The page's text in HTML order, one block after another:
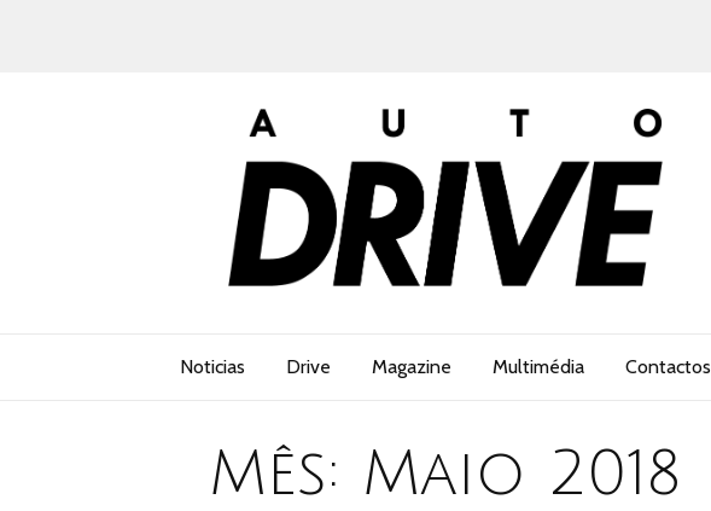
Noticias Drive Magazine Multimédia Contactos
Mês: Maio 2018